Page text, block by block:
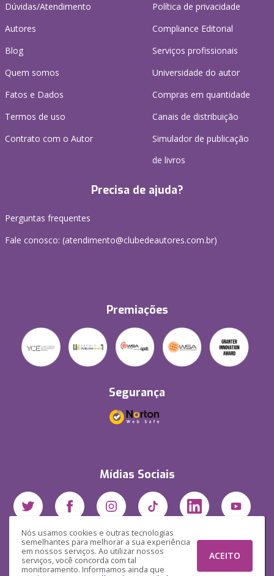
Nós usamos cookies e outras tecnologias
semelhantes para melhorar a sua experiência
em nossos serviços. Ao utilizar nossos
serviços, você concorda com tal
monitoramento. Informamos ainda que
ACEITO
Dúvidas/Atendimento
Autores
Blog
Quem somos
Fatos e Dados
Termos de uso
Contrato com o Autor
Política de privacidade
Compliance Editorial
Serviços profissionais
Universidade do autor
Compras em quantidade
Canais de distribuição
Simulador de publicação
de livros
Precisa de ajuda?
Perguntas frequentes
Fale conosco: (atendimento@clubedeautores.com.br)
Premiações
Segurança
Mídias Sociais